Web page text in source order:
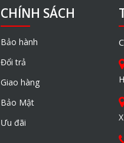
CHÍNH SÁCH
Bảo hành
Đổi trả
Giao hàng
Bảo Mật
Ưu đãi